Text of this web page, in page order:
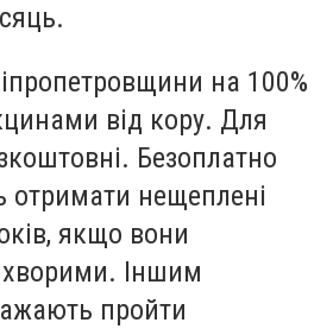
на 100%
від кору. Для
Безоплатно
отримати нещеплені
якщо вони
хворими. Іншим
пройти